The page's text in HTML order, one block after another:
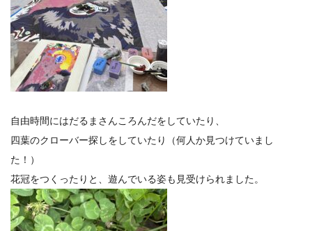
自由時間にはだるまさんころんだをしていたり、
四葉のクローバー探しをしていたり（何人か見つけていまし
た！）
花冠をつくったりと、遊んでいる姿も見受けられました。